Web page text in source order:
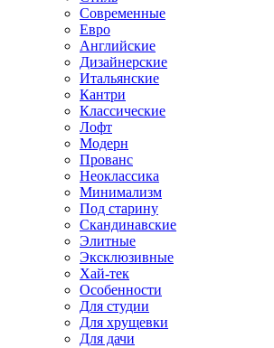
Современные
Евро
Английские
Дизайнерские
Итальянские
Кантри
Классические
Лофт
Модерн
Прованс
Неоклассика
Минимализм
Под старину
Скандинавские
Элитные
Эксклюзивные
Хай-тек
Особенности
Для студии
Для хрущевки
Для дачи